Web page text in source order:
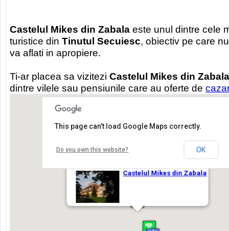
Castelul Mikes din Zabala este unul dintre cele
turistice din Tinutul Secuiesc, obiectiv pe care
va aflati in apropiere.
Ti-ar placea sa vizitezi Castelul Mikes din Zabala
dintre vilele sau pensiunile care au oferte de